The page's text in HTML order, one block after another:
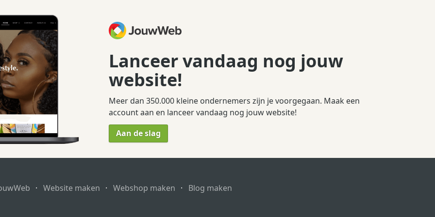
Lanceer vandaag nog jouw
website!
Meer dan 350.000 kleine ondernemers zijn je voorgegaan. Maak een
account aan en lanceer vandaag nog jouw website!
Aan de slag
· Website maken · Webshop maken · Blog maken